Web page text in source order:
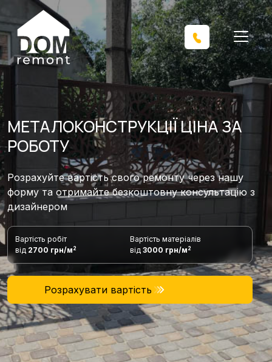
МЕТАЛОКОНСТРУКЦІЇ ЦІНА ЗА
РОБОТУ
Розрахуйте вартість свого ремонту через нашу
форму та отримайте безкоштовну консультацію з
дизайнером
Вартість робіт
від 2700 грн/м2
Вартість матеріалів
від 3000 грн/м2
Розрахувати вартість